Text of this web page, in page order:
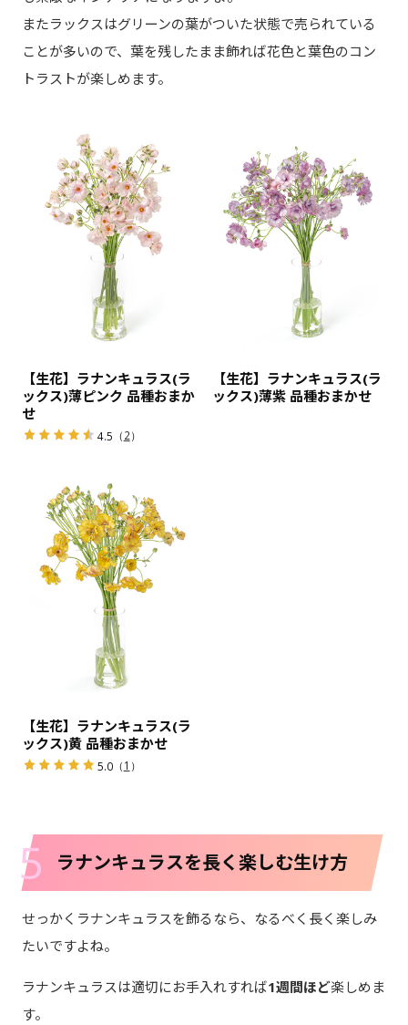
またラックスはグリーンの葉がついた状態で売られている
ことが多いので、葉を残したまま飾れば花色と葉色のコン
トラストが楽しめます。
【生花】ラナンキュラス(ラ
ックス)薄ピンク 品種おまか
せ
4.5 （2）
【生花】ラナンキュラス(ラ
ックス)薄紫 品種おまかせ
【生花】ラナンキュラス(ラ
ックス)黄 品種おまかせ
5.0（1 ）
5 ラナンキュラスを長く楽しむ生け方
せっかくラナンキュラスを飾るなら、なるべく長く楽しみ
たいですよね。
ラナンキュラスは適切にお手入れすれば1週間ほど楽しめま
す。